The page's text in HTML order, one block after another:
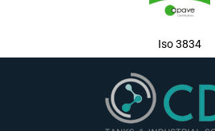
Iso 3834